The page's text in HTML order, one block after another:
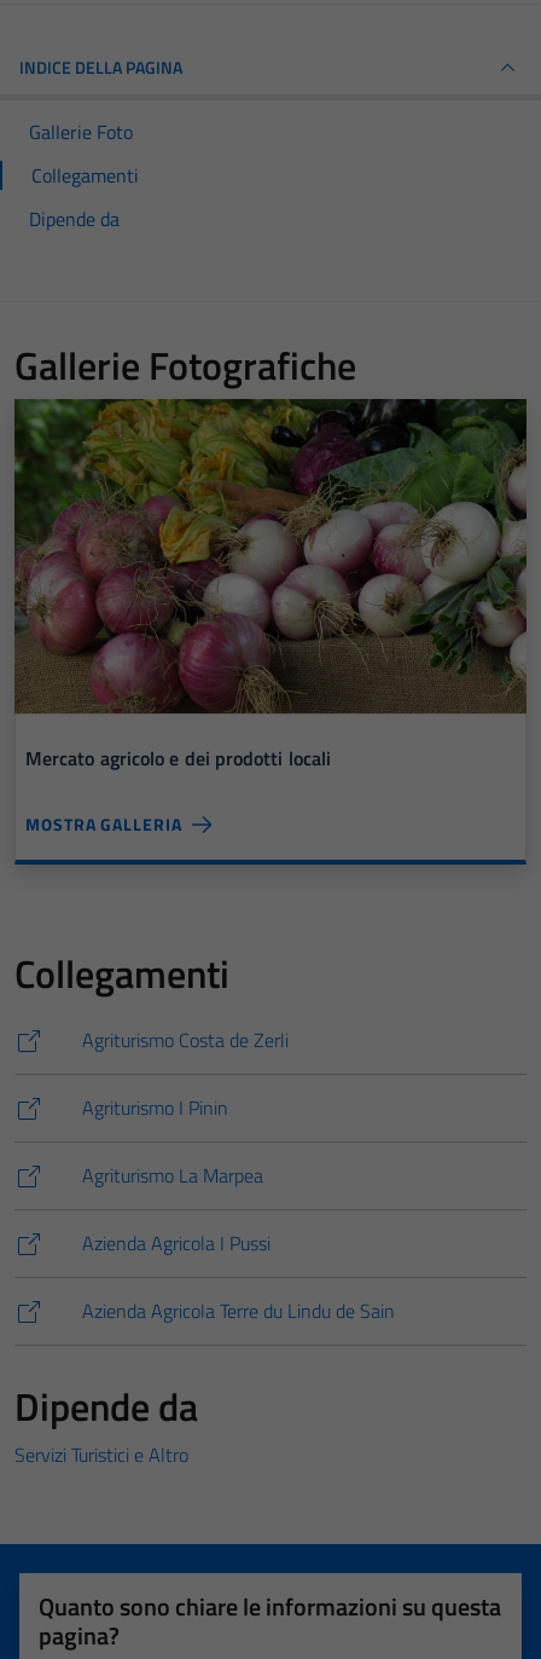
INDICE DELLA PAGINA
Gallerie Foto
Collegamenti
Dipende da
Gallerie Fotografiche
Mercato agricolo e dei prodotti locali
MOSTRA GALLERIA
Collegamenti
Agriturismo Costa de Zerli
Agriturismo I Pinin
Agriturismo La Marpea
Azienda Agricola I Pussi
Azienda Agricola Terre du Lindu de Sain
Dipende da
Servizi Turistici e Altro
Quanto sono chiare le informazioni su questa
pagina?